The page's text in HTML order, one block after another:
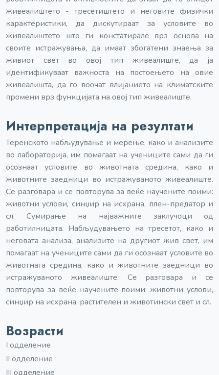
живеалиштето - тресетиштето и неговите физички
карактеристики, да дискутираат за условите во
живеалиштето што ги констатирале врз основа на
своите истражувања, да имаат збогатени знаења за
живиот свет во овој тип живеалиште, да ја
идентификуваат важноста на постоењето на овие
живеалишта, да го воочат влијанието на климатските
промени врз функцијата на овој тип живеалиште.
Интерпретација на резултати
Теренското набљудување и мерење, како и анализите
во лабораторија, им помагаат на учениците сами да ги
осознаат условите во животната средина, како и
животните заедници во истражуваното живеалиште.
Се разговара и се повторува за веќе научените поими:
животни услови, синџир на исхрана, плен-предатор и
сл.Сумирање на најважните заклучоци од
работилницата. Набљудувањето на тресетот, како и
неговата анализа, анализите на другиот жив свет, им
помагаат на учениците сами да ги осознаат условите во
животната средина, како и животните заедници во
истражуваното живеалиште. Се разговара и се
повторува за веќе научените поими: животни услови,
синџир на исхрана, растителен и животински свет и сл.
Возрасти
I одделение
II одделение
III одделение